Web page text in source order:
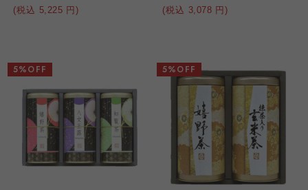
(税込 5,225 円)
(税込 3,078 円)
5%OFF 5%OFF